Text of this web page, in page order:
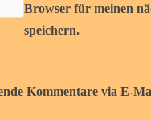
Browser für meinen
speichern.
Kommentare via E-